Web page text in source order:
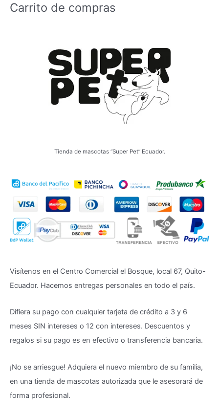
Carrito de compras
Tienda de mascotas “Super Pet” Ecuador.
Visítenos en el Centro Comercial el Bosque, local 67, Quito-
Ecuador. Hacemos entregas personales en todo el país.
Difiera su pago con cualquier tarjeta de crédito a 3 y 6
meses SIN intereses o 12 con intereses. Descuentos y
regalos si su pago es en efectivo o transferencia bancaria.
¡No se arriesgue! Adquiera el nuevo miembro de su familia,
en una tienda de mascotas autorizada que le asesorará de
forma profesional.